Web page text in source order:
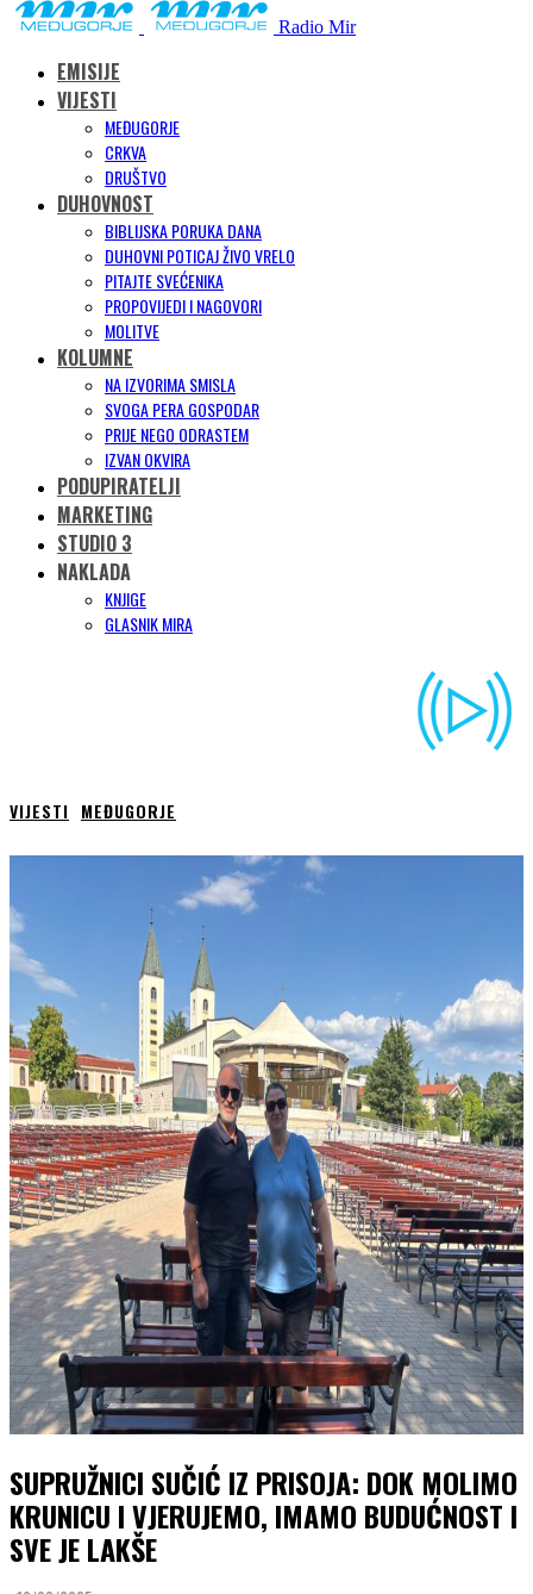
Radio Mir
EMISIJE
VIJESTI
MEĐUGORJE
CRKVA
DRUŠTVO
DUHOVNOST
BIBLIJSKA PORUKA DANA
DUHOVNI POTICAJ ŽIVO VRELO
PITAJTE SVEĆENIKA
PROPOVIJEDI I NAGOVORI
MOLITVE
KOLUMNE
NA IZVORIMA SMISLA
SVOGA PERA GOSPODAR
PRIJE NEGO ODRASTEM
IZVAN OKVIRA
PODUPIRATELJI
MARKETING
STUDIO 3
NAKLADA
KNJIGE
GLASNIK MIRA
VIJESTI MEĐUGORJE
SUPRUŽNICI SUČIĆ IZ PRISOJA: DOK MOLIMO
KRUNICU I VJERUJEMO, IMAMO BUDUĆNOST I
SVE JE LAKŠE